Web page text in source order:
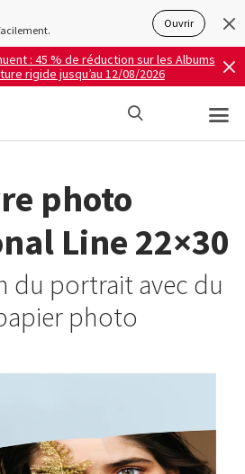
Ouvrir
: 45 % de réduction sur les Albums
rigide jusqu’au 12/08/2026
photo
Line 22×30
du portrait avec du
photo